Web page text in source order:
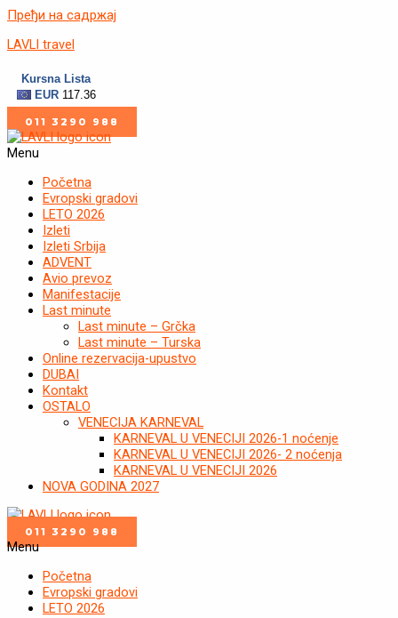
Пређи на садржај
LAVLI travel
011 3290 988
Menu
Početna
Evropski gradovi
LETO 2026
Izleti
Izleti Srbija
ADVENT
Avio prevoz
Manifestacije
Last minute
Last minute – Grčka
Last minute – Turska
Online rezervacija-upustvo
DUBAI
Kontakt
OSTALO
VENECIJA KARNEVAL
KARNEVAL U VENECIJI 2026-1 noćenje
KARNEVAL U VENECIJI 2026- 2 noćenja
KARNEVAL U VENECIJI 2026
NOVA GODINA 2027
011 3290 988
Menu
Početna
Evropski gradovi
LETO 2026